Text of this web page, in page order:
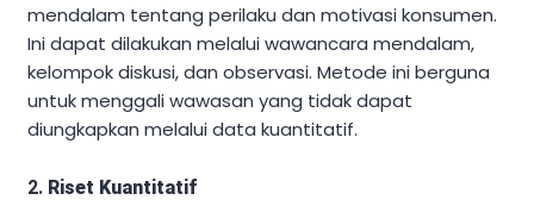
mendalam tentang perilaku dan motivasi konsumen.
Ini dapat dilakukan melalui wawancara mendalam,
kelompok diskusi, dan observasi. Metode ini berguna
untuk menggali wawasan yang tidak dapat
diungkapkan melalui data kuantitatif.
2. Riset Kuantitatif